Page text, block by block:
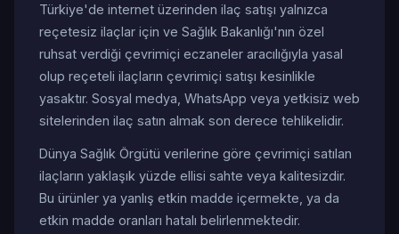
Türkiye'de internet üzerinden ilaç satışı yalnızca
reçetesiz ilaçlar için ve Sağlık Bakanlığı'nın özel
ruhsat verdiği çevrimiçi eczaneler aracılığıyla yasal
olup reçeteli ilaçların çevrimiçi satışı kesinlikle
yasaktır. Sosyal medya, WhatsApp veya yetkisiz web
sitelerinden ilaç satın almak son derece tehlikelidir.
Dünya Sağlık Örgütü verilerine göre çevrimiçi satılan
ilaçların yaklaşık yüzde ellisi sahte veya kalitesizdir.
Bu ürünler ya yanlış etkin madde içermekte, ya da
etkin madde oranları hatalı belirlenmektedir.